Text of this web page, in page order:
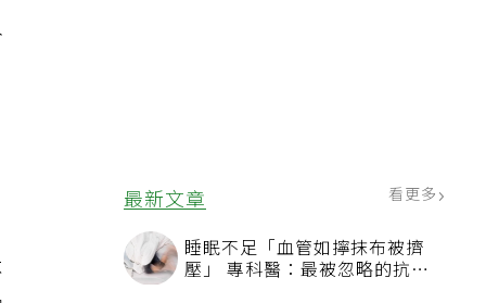
最新文章 看更多
睡眠不足「血管如擰抹布被擠
壓」 專科醫：最被忽略的抗老